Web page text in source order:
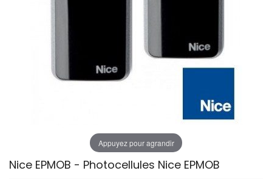
Appuyez pour agrandir
Nice EPMOB - Photocellules Nice EPMOB